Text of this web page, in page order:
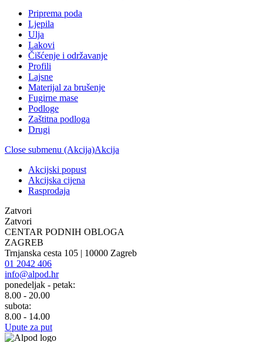
Priprema poda
Ljepila
Ulja
Lakovi
Čišćenje i održavanje
Profili
Lajsne
Materijal za brušenje
Fugirne mase
Podloge
Zaštitna podloga
Drugi
Close submenu (Akcija)Akcija
Akcijski popust
Akcijska cijena
Rasprodaja
Zatvori
Zatvori
CENTAR PODNIH OBLOGA
ZAGREB
Trnjanska cesta 105 | 10000 Zagreb
01 2042 406
info@alpod.hr
ponedeljak - petak:
8.00 - 20.00
subota:
8.00 - 14.00
Upute za put